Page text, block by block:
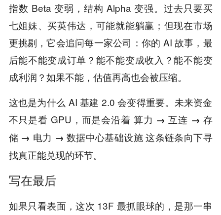
指数 Beta 变弱，结构 Alpha 变强。过去只要买
七姐妹、买英伟达，可能就能躺赢；但现在市场
更挑剔，它会追问每一家公司：你的 AI 故事，最
后能不能变成订单？能不能变成收入？能不能变
成利润？如果不能，估值再高也会被压缩。
这也是为什么 AI 基建 2.0 会变得重要。未来资金
不只是看 GPU，而是会沿着 算力 → 互连 → 存
储 → 电力 → 数据中心基础设施这条链条向下寻
找真正能兑现的环节。
写在最后
如果只看表面，这次 13F 最抓眼球的，是那一串